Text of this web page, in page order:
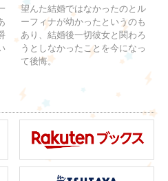
望んた結婚ではなかったのとル
ーフィナが幼かったというのも
あり、結婚後一切彼女と関わろ
うとしなかったことを今になっ
て後悔。